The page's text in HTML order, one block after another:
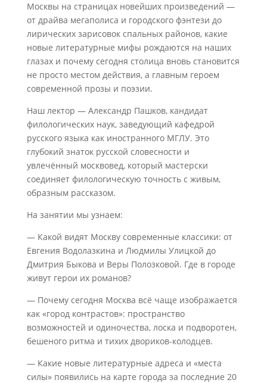
Москвы на страницах новейших произведений —
от драйва мегаполиса и городского фэнтези до
лирических зарисовок спальных районов, какие
новые литературные мифы рождаются на наших
глазах и почему сегодня столица вновь становится
не просто местом действия, а главным героем
современной прозы и поэзии.
Наш лектор — Александр Пашков, кандидат
филологических наук, заведующий кафедрой
русского языка как иностранного МГЛУ. Это
глубокий знаток русской словесности и
увлечённый москвовед, который мастерски
соединяет филологическую точность с живым,
образным рассказом.
На занятии мы узнаем:
— Какой видят Москву современные классики: от
Евгения Водолазкина и Людмилы Улицкой до
Дмитрия Быкова и Веры Полозковой. Где в городе
живут герои их романов?
— Почему сегодня Москва всё чаще изображается
как «город контрастов»: пространство
возможностей и одиночества, лоска и подворотен,
бешеного ритма и тихих двориков-колодцев.
— Какие новые литературные адреса и «места
силы» появились на карте города за последние 20